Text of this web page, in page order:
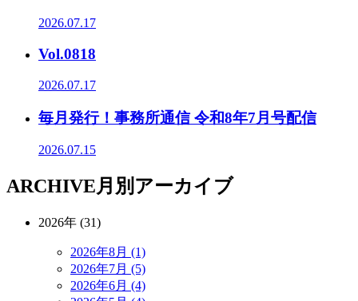
2026.07.17
Vol.0818
2026.07.17
毎月発行！事務所通信 令和8年7月号配信
2026.07.15
ARCHIVE月別アーカイブ
2026年 (31)
2026年8月 (1)
2026年7月 (5)
2026年6月 (4)